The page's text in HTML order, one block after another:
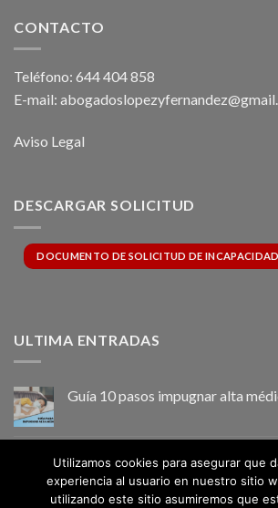
CONTACTO
Teléfono: 644 404 858
E-mail:
Aviso Legal
DESCARGAR SOLICITUD
DOCUMENTO DE SOLICITUD DE INCAPACIDAD
ULTIMA ENTRADAS
Guía 10 pasos impugnar alta
INCAPACIDAD PERMANENTE
Comentarios desactivadosen
INCAPACIDAD
Utilizamos cookies para asegurar que
experiencia al usuario en nuestro sitio
utilizando este sitio asumiremos que